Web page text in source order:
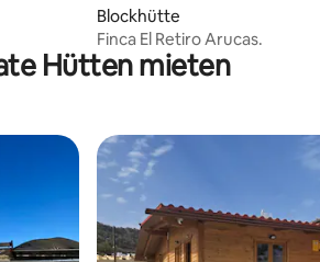
Blockhütte
Finca El Retiro Arucas.
Hütten mieten